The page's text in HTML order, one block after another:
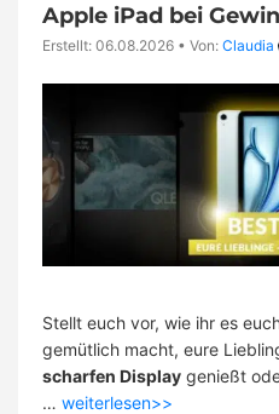
Apple iPad bei
Erstellt: 06.08.2026 • Von: Claudia
Stellt euch vor, wie ihr es
gemütlich macht, eure
scharfen Display genießt
… weiterlesen>>